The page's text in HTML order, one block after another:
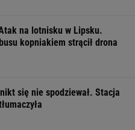
na lotnisku w Lipsku.
kopniakiem strącił drona
się nie spodziewał. Stacja